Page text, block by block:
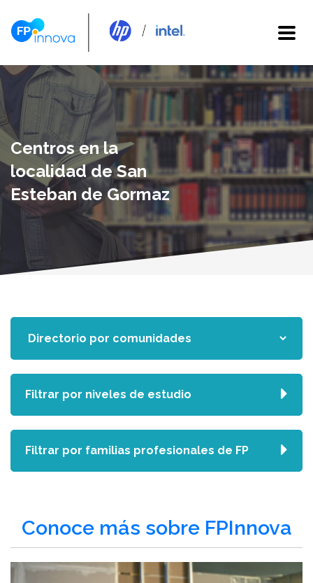
Centros en la
localidad de San
Esteban de Gormaz
Conoce más sobre FPInnova
Filtrar por niveles de estudio
Filtrar por familias profesionales de FP